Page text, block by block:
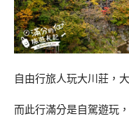
自由行旅人玩大川莊，
而此行滿分是自駕遊玩